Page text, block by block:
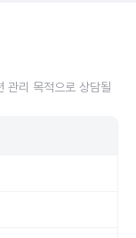
관리 목적으로 상담될